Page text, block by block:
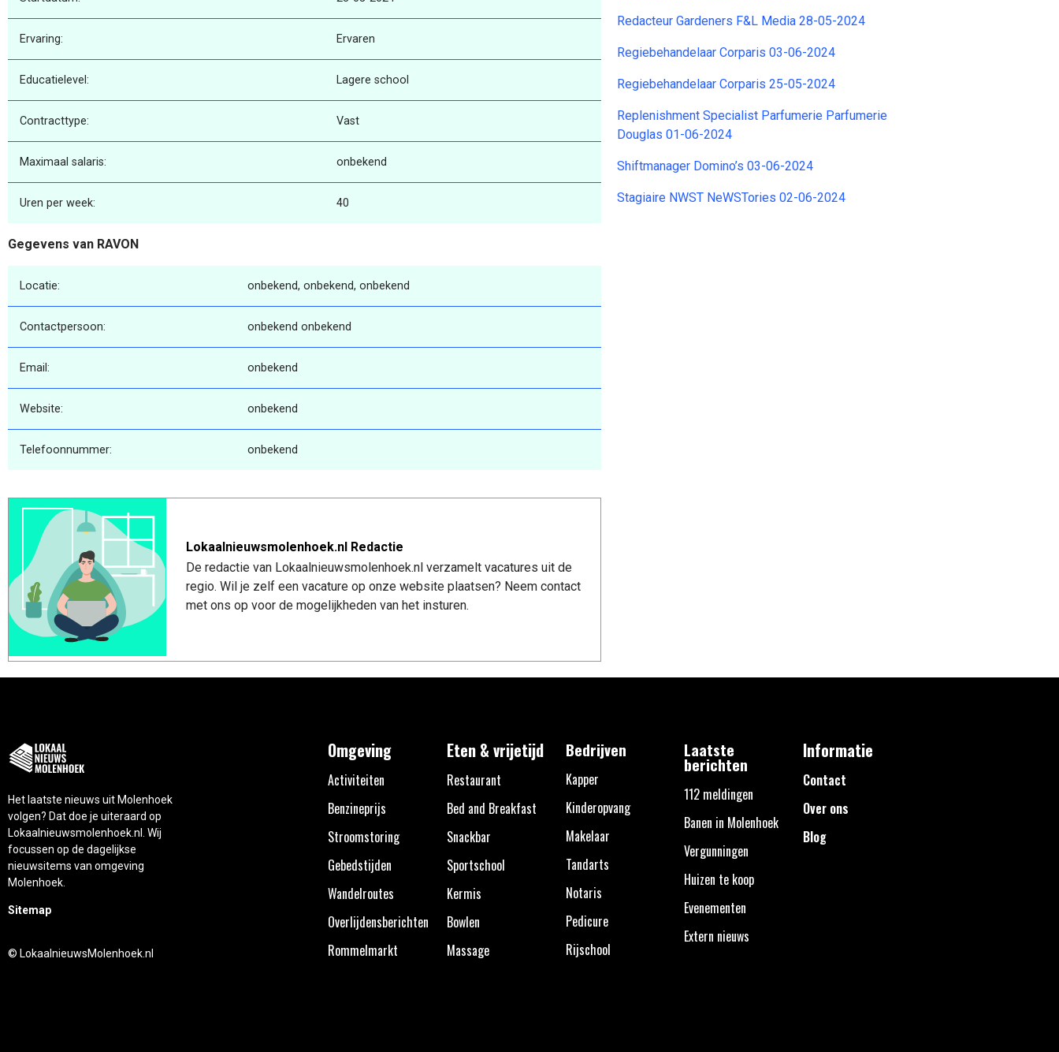
Ervaring: Ervaren
Educatielevel: Lagere school
Contracttype: Vast
Maximaal salaris: onbekend
Uren per week: 40
Gegevens van RAVON
Locatie: onbekend, onbekend, onbekend
Contactpersoon: onbekend onbekend
Email: onbekend
Website: onbekend
Telefoonnummer: onbekend
Lokaalnieuwsmolenhoek.nl Redactie
De redactie van Lokaalnieuwsmolenhoek.nl verzamelt vacatures uit de
regio. Wil je zelf een vacature op onze website plaatsen? Neem contact
met ons op voor de mogelijkheden van het insturen.
Redacteur Gardeners F&L Media 28-05-2024
Regiebehandelaar Corparis 03-06-2024
Regiebehandelaar Corparis 25-05-2024
Replenishment Specialist Parfumerie Parfumerie
Douglas 01-06-2024
Shiftmanager Domino’s 03-06-2024
Stagiaire NWST NeWSTories 02-06-2024
Het laatste nieuws uit Molenhoek
volgen? Dat doe je uiteraard op
Lokaalnieuwsmolenhoek.nl. Wij
focussen op de dagelijkse
nieuwsitems van omgeving
Molenhoek.
Sitemap
© LokaalnieuwsMolenhoek.nl
Omgeving
Activiteiten
Benzineprijs
Stroomstoring
Gebedstijden
Wandelroutes
Overlijdensberichten
Rommelmarkt
Eten & vrijetijd
Restaurant
Bed and Breakfast
Snackbar
Sportschool
Kermis
Bowlen
Massage
Bedrijven
Kapper
Kinderopvang
Makelaar
Tandarts
Notaris
Pedicure
Rijschool
Laatste
berichten
112 meldingen
Banen in Molenhoek
Vergunningen
Huizen te koop
Evenementen
Extern nieuws
Informatie
Contact
Over ons
Blog